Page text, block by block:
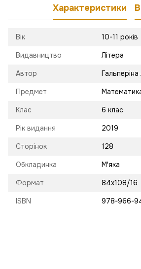
Характеристики
Вік 10-11 років
Видавництво Літера
Автор Гальперіна
Предмет
Клас 6 клас
Рік видання 2019
Сторінок 128
Обкладинка М'яка
Формат 84х108/16
ISBN 978-966-